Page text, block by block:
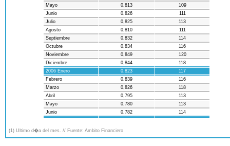
Mayo
0,813
109
Junio
0,826
111
Julio
0,825
113
Agosto
0,810
111
Septiembre
0,832
114
Octubre
0,834
116
Noviembre
0,849
120
Diciembre
0,844
118
2006 Enero
0,823
117
Febrero
0,839
116
Marzo
0,826
118
Abril
0,795
113
Mayo
0,780
113
Junio
0,782 114
(1) Ultimo d�a del mes. // Fuente: Ambito Financiero